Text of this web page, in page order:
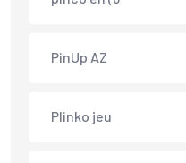
PinUp AZ
Plinko jeu